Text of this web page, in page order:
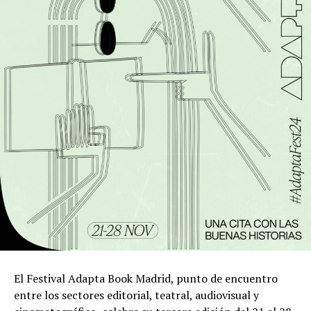
El Festival Adapta Book Madrid, punto de encuentro
entre los sectores editorial, teatral, audiovisual y